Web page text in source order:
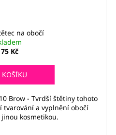
na obočí
Kč
KOŠÍKU
Brow - Tvrdší štětiny tohoto
tvarování a vyplnění obočí
kosmetikou.